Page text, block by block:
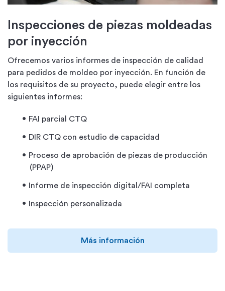
Inspecciones de piezas moldeadas
por inyección
Ofrecemos varios informes de inspección de calidad
para pedidos de moldeo por inyección. En función de
los requisitos de su proyecto, puede elegir entre los
siguientes informes:
FAI parcial CTQ
DIR CTQ con estudio de capacidad
Proceso de aprobación de piezas de producción
(PPAP)
Informe de inspección digital/FAI completa
Inspección personalizada
Más información